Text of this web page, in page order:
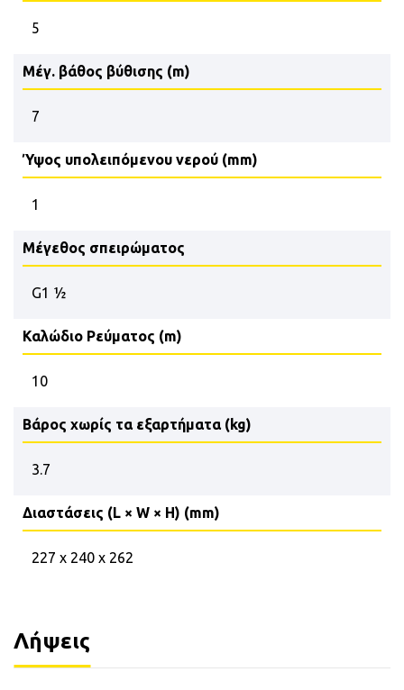
5
Μέγ. βάθος βύθισης (m)
7
Ύψος υπολειπόμενου νερού (mm)
1
Μέγεθος σπειρώματος
G1 ½
Καλώδιο Ρεύματος (m)
10
Βάρος χωρίς τα εξαρτήματα (kg)
3.7
Διαστάσεις (L × W × H) (mm)
227 x 240 x 262
Λήψεις